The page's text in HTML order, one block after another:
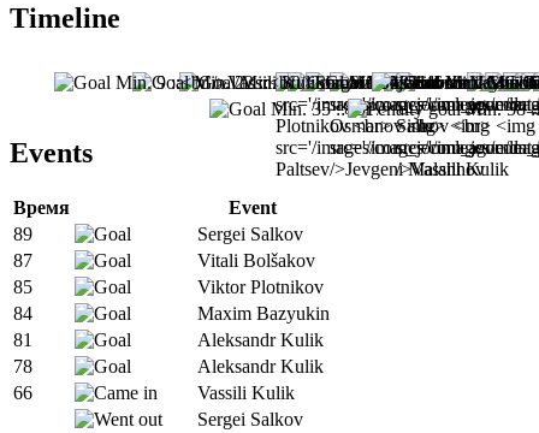
Timeline
Events
Время
Event
89
Sergei Salkov
87
Vitali Bolšakov
85
Viktor Plotnikov
84
Maxim Bazyukin
81
Aleksandr Kulik
78
Aleksandr Kulik
66
Vassili Kulik
Sergei Salkov